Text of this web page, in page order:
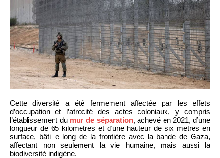
Cette diversité a été fermement affectée par les effets
d’occupation et l’atrocité des actes coloniaux, y compris
l’établissement du mur de séparation, achevé en 2021, d’une
longueur de 65 kilomètres et d’une hauteur de six mètres en
surface, bâti le long de la frontière avec la bande de Gaza,
affectant non seulement la vie humaine, mais aussi la
biodiversité indigène.